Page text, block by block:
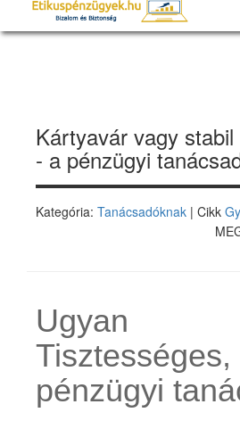
Kártyavár vagy
- a pénzügyi
Kategória: Tanácsadóknak | Cikk
Ugyan
pénzügyi